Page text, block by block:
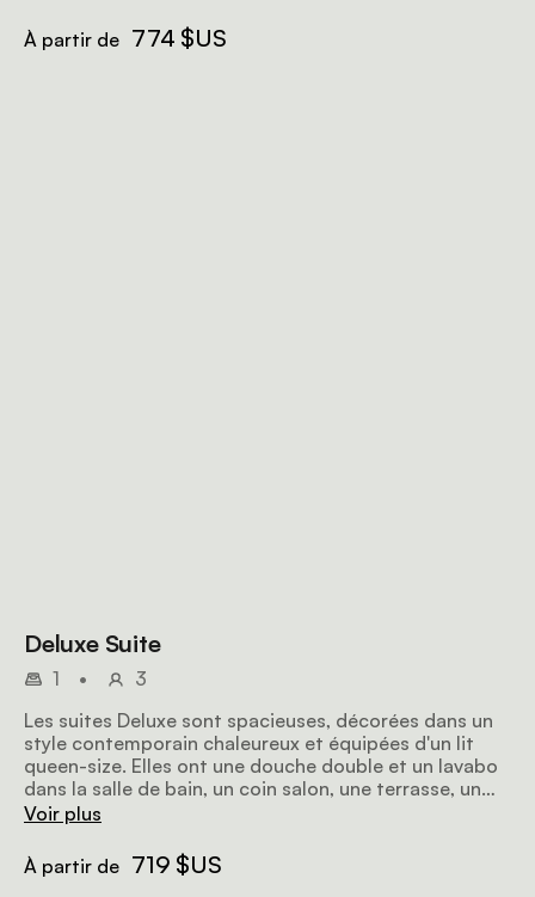
À partir de 774 $US
Deluxe Suite
1 •
3
Les suites Deluxe sont spacieuses, décorées dans un
style contemporain chaleureux et équipées d'un lit
queen-size. Elles ont une douche double et un lavabo
dans la salle de bain, un coin salon, une terrasse, un
coffre-fort, un sèche-cheveux et des peignoirs.
Voir plus
À partir de 719 $US